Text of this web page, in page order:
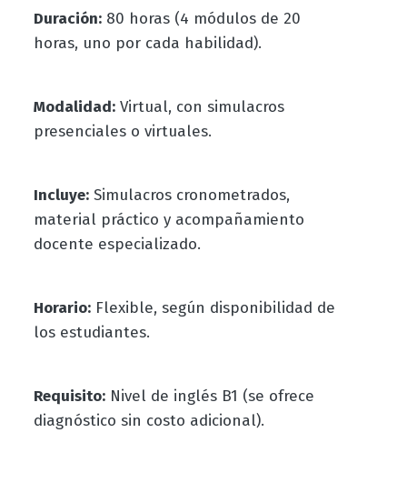
Duración:80 horas (4 módulos de 20
horas, uno por cada habilidad).
Modalidad:Virtual, con simulacros
presenciales o virtuales.
Incluye:Simulacros cronometrados,
material práctico y acompañamiento
docente especializado.
Horario:Flexible, según disponibilidad de
los estudiantes.
Requisito:Nivel de inglés B1 (se ofrece
diagnóstico sin costo adicional).